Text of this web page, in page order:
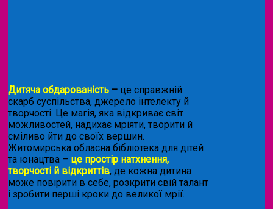
Дитяча обдарованість – це справжній
скарб суспільства, джерело інтелекту й
творчості. Це магія, яка відкриває світ
можливостей, надихає мріяти, творити й
сміливо йти до своїх вершин.
Житомирська обласна бібліотека для дітей
та юнацтва – це простір натхнення,
творчості й відкриттів, де кожна дитина
може повірити в себе, розкрити свій талант
і зробити перші кроки до великої мрії.